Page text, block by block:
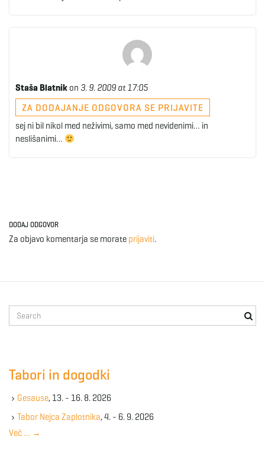
Staša Blatnik on 3. 9. 2009 at 17:05
ZA DODAJANJE ODGOVORA SE PRIJAVITE
sej ni bil nikol med neživimi, samo med nevidenimi… in
neslišanimi…
DODAJ ODGOVOR
Za objavo komentarja se morate prijaviti.
e
e
y
w
Tabori in dogodki
Gesause, 13. - 16. 8. 2026
Tabor Nejca Zaplotnika, 4. - 6. 9. 2026
Več … →